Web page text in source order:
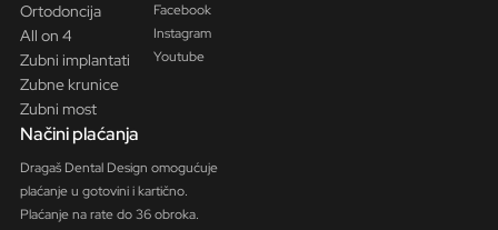
Ortodoncija
All on 4
Zubni implantati
Zubne krunice
Zubni most
Facebook
Instagram
Youtube
Načini plaćanja
Dragaš Dental Design omogućuje
plaćanje u gotovini i kartično.
Plaćanje na rate do 36 obroka.